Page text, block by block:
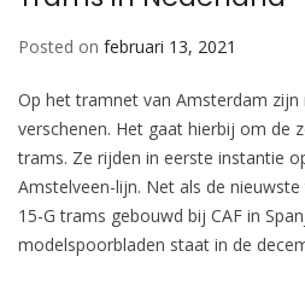
Posted on februari 13, 2021
Op het tramnet van Amsterdam
verschenen. Het gaat hierbij om de
trams. Ze rijden in eerste instantie
Amstelveen-lijn. Net als de
15-G trams gebouwd bij CAF in
modelspoorbladen staat in de